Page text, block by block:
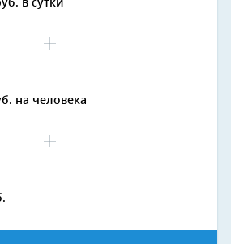
в сутки
на человека